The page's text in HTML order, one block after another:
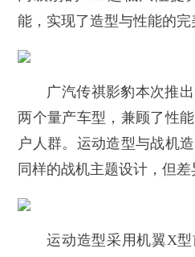
能，实现了造型与性能的完
广汽传祺影豹本次推
两个量产车型，兼顾了性
户人群。运动造型与战机
同样的战机主题设计，但差
运动造型采用机翼X